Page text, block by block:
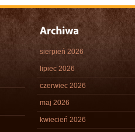
sierpień 2026
lipiec 2026
czerwiec 2026
maj 2026
kwiecień 2026